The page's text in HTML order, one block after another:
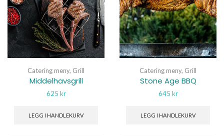
Catering meny, Grill
Middelhavsgrill
625 kr
LEGG I HANDLEKURV
Catering meny, Grill
Stone Age BBQ
645 kr
LEGG I HANDLEKURV